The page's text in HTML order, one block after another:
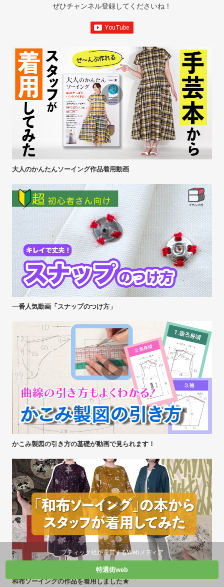
ぜひチャンネル登録してくださいね！
大人のかんたんソーイング作品着用動画
一番人気動画「スナップのつけ方」
かこみ製図の引き方の基礎が動画で見られます！
和布ソーイングの作品を着用しました★
ブティック社が運営するWebメディア
特選街web